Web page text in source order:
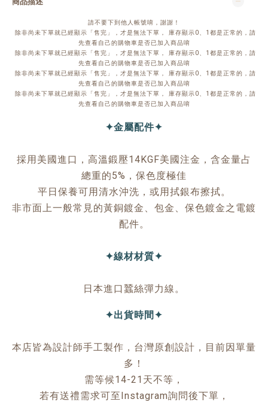
請不要下到他人帳號唷，謝謝！
除非尚未下單就已經顯示「售完」，才是無法下單， 庫存顯示0、1都是正常的，請
先查看自己的購物車是否已加入商品唷
除非尚未下單就已經顯示「售完」，才是無法下單， 庫存顯示0、1都是正常的，請
先查看自己的購物車是否已加入商品唷
除非尚未下單就已經顯示「售完」，才是無法下單， 庫存顯示0、1都是正常的，請
先查看自己的購物車是否已加入商品唷
除非尚未下單就已經顯示「售完」，才是無法下單， 庫存顯示0、1都是正常的，請
先查看自己的購物車是否已加入商品唷
✦金屬配件✦
採用美國進口，高溫鍛壓14KGF美國注金，含金量占
總重的5%，保色度極佳
平日保養可用清水沖洗，或用拭銀布擦拭。
非市面上一般常見的黃銅鍍金、包金、保色鍍金之電鍍
配件。
✦線材材質✦
日本進口蠶絲彈力線。
✦出貨時間✦
本店皆為設計師手工製作，台灣原創設計，目前因單量
多！
需等候14-21天不等，
若有送禮需求可至Instagram詢問後下單，